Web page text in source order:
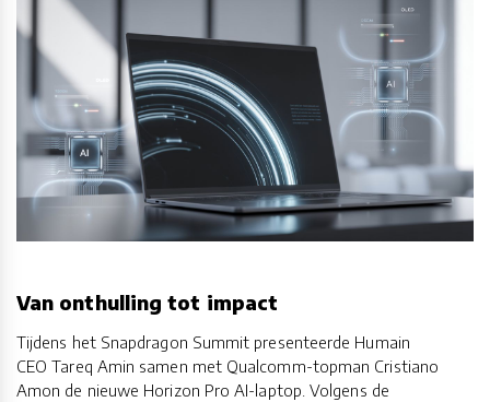
Van onthulling tot impact
Tijdens het Snapdragon Summit presenteerde Humain
CEO Tareq Amin samen met Qualcomm-topman Cristiano
Amon de nieuwe Horizon Pro AI-laptop. Volgens de